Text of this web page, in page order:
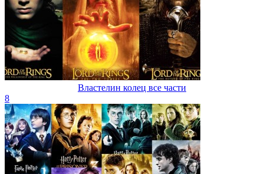
Властелин колец все части
8